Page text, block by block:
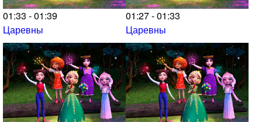
01:33 - 01:39
Царевны
01:27 - 01:33
Царевны